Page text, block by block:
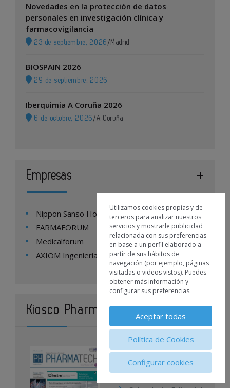
Novedades en la protección de datos
personales en investigación clínica y
farmacovigilancia
23 de septiembre, 2026 / Madrid
BIOSPAIN 2026
29 de septiembre, 2026
Iberquimia A Coruña 2026
6 de octubre, 2026 /A Coruña
Empresas
Nippon Sanso Homecare España
FARMAFORUM
Medicalforum
AXIOM Ingeniería
Kiosco Pharmatech
Contacto
Publicidad
Suscripciones
Utilizamos cookies propias y de
terceros para analizar nuestros
servicios y mostrarle publicidad
relacionada con sus preferencias
en base a un perfil elaborado a
partir de sus hábitos de
navegación (por ejemplo, páginas
visitadas o videos vistos). Puedes
obtener más información y
configurar sus preferencias.
Aceptar todas
Política de Cookies
Configurar cookies